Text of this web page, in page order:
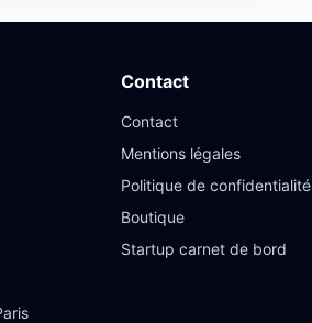
Contact
Contact
Mentions légales
Politique de confidentialité
Boutique
Startup carnet de bord